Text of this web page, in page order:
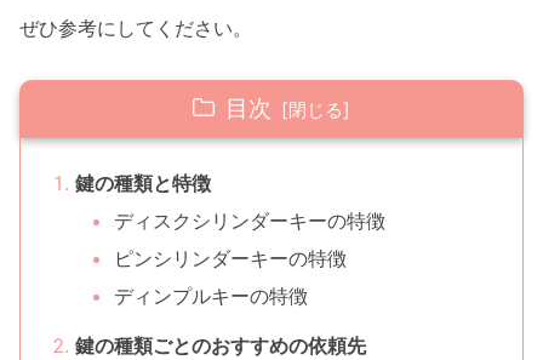
ぜひ参考にしてください。
目次
鍵の種類と特徴
ディスクシリンダーキーの特徴
ピンシリンダーキーの特徴
ディンプルキーの特徴
鍵の種類ごとのおすすめの依頼先